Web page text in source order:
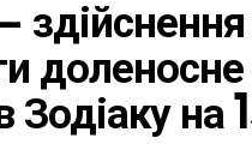
Зодіаку на